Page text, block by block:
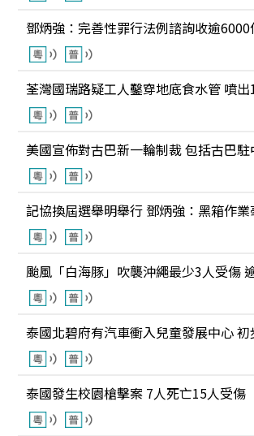
鄧炳強：完善性罪行法例諮詢收逾
荃灣國瑞路疑工人鑿穿地底食水管 噴
美國宣佈對古巴新一輪制裁 包括古巴駐
記協換屆選舉明舉行 鄧炳強：黑箱作
颱風「白海豚」吹襲沖繩最少3人受傷
泰國北碧府有汽車衝入兒童發展中心
泰國發生校園槍擊案 7人死亡15人受傷